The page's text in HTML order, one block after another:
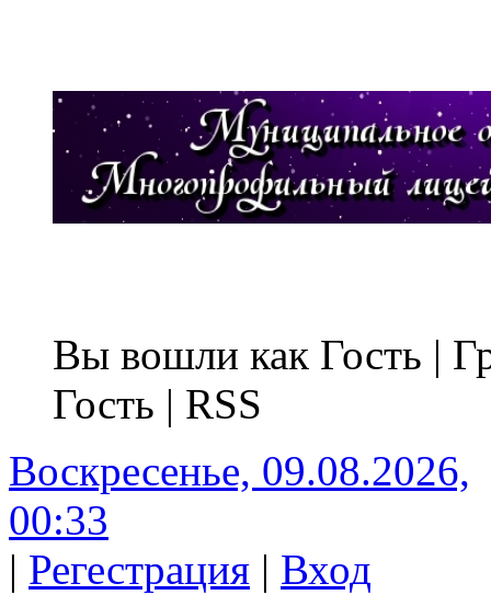
Вы вошли как Гость |
Гость | RSS
Воскресенье, 09.08.2026,
00:33
| Регестрация | Вход